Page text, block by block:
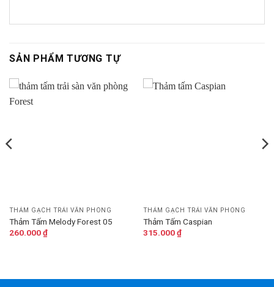
SẢN PHẨM TƯƠNG TỰ
THẢM GẠCH TRẢI VĂN PHÒNG
Thảm Tấm Melody Forest 05
260.000₫
THẢM GẠCH TRẢI VĂN PHÒNG
Thảm Tấm Caspian
315.000₫